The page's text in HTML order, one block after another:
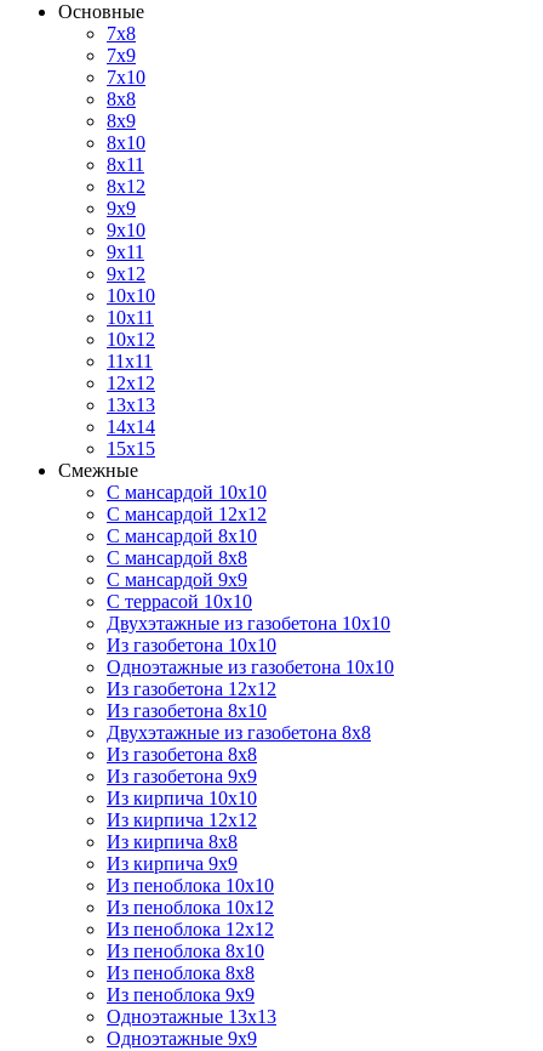
Основные
7х8
7х9
7х10
8х8
8х9
8х10
8х11
8х12
9х9
9х10
9х11
9х12
10х10
10х11
10х12
11х11
12х12
13х13
14х14
15х15
Смежные
С мансардой 10х10
С мансардой 12х12
С мансардой 8х10
С мансардой 8х8
С мансардой 9х9
С террасой 10х10
Двухэтажные из газобетона 10х10
Из газобетона 10х10
Одноэтажные из газобетона 10х10
Из газобетона 12х12
Из газобетона 8х10
Двухэтажные из газобетона 8х8
Из газобетона 8х8
Из газобетона 9х9
Из кирпича 10х10
Из кирпича 12х12
Из кирпича 8х8
Из кирпича 9х9
Из пеноблока 10х10
Из пеноблока 10х12
Из пеноблока 12х12
Из пеноблока 8х10
Из пеноблока 8х8
Из пеноблока 9х9
Одноэтажные 13х13
Одноэтажные 9х9